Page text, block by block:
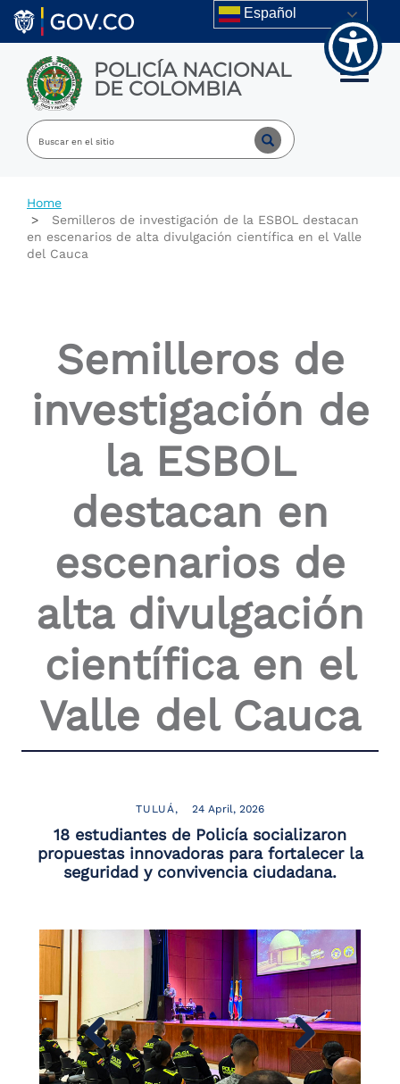
Welcome
All
Accessibility
screen
reader.
Accessibility
screen
activates
content.
Skip to main content Español
POLICÍA NACIONAL
DE COLOMBIA Toggle
Home
Semilleros de investigación de la ESBOL destacan
en escenarios de alta divulgación científica en el Valle
del Cauca
Semilleros de
investigación de
la ESBOL
destacan en
escenarios de
alta divulgación
científica en el
Valle del Cauca
TULUÁ 24 April, 2026
18 estudiantes de Policía socializaron
propuestas innovadoras para fortalecer la
seguridad y convivencia ciudadana.